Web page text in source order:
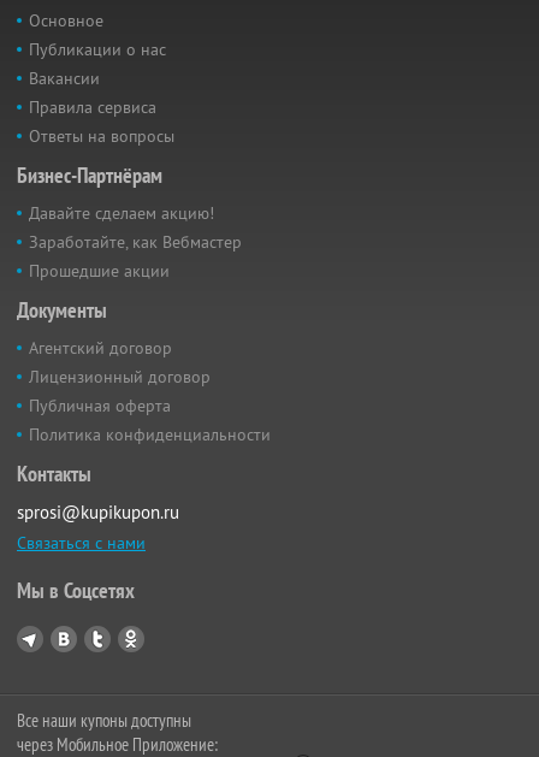
Основное
Публикации о нас
Вакансии
Правила сервиса
Ответы на вопросы
Бизнес-Партнёрам
Давайте сделаем акцию!
Заработайте, как Вебмастер
Прошедшие акции
Документы
Агентский договор
Лицензионный договор
Публичная оферта
Политика конфиденциальности
Контакты
sprosi@kupikupon.ru
Связаться с нами
Мы в Соцсетях
Все наши купоны доступны
через Мобильное Приложение: